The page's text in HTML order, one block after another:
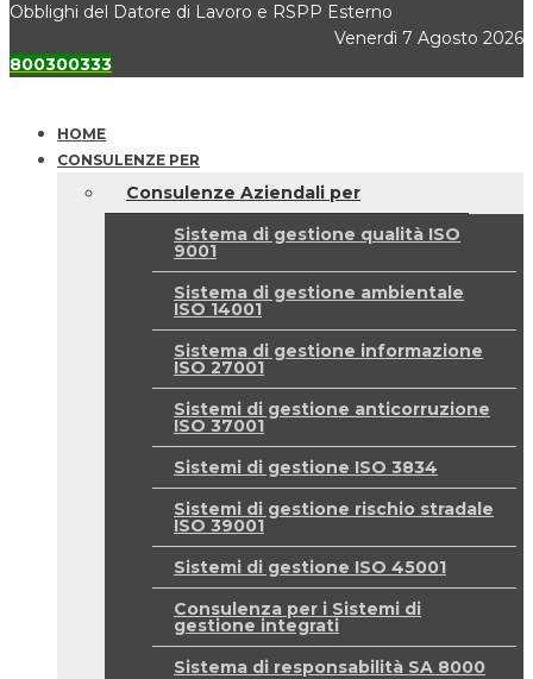
Obblighi del Datore di Lavoro e RSPP Esterno
Venerdì 7 Agosto 2026
800300333
HOME
CONSULENZE PER
Consulenze Aziendali per
Sistema di gestione qualità ISO
9001
Sistema di gestione ambientale
ISO 14001
Sistema di gestione informazione
ISO 27001
Sistemi di gestione anticorruzione
ISO 37001
Sistemi di gestione ISO 3834
Sistemi di gestione rischio stradale
ISO 39001
Sistemi di gestione ISO 45001
Consulenza per i Sistemi di
gestione integrati
Sistema di responsabilità SA 8000